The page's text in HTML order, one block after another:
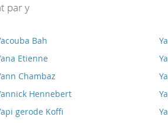
par y
Bah
Etienne
Chambaz
Hennebert
gerode Koffi